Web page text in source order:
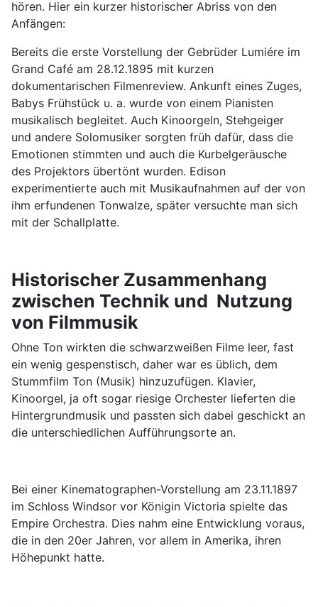
hören. Hier ein kurzer historischer Abriss von den
Anfängen:
Bereits die erste Vorstellung der Gebrüder Lumiére im
Grand Café am 28.12.1895 mit kurzen
dokumentarischen Filmenreview. Ankunft eines Zuges,
Babys Frühstück u. a. wurde von einem Pianisten
musikalisch begleitet. Auch Kinoorgeln, Stehgeiger
und andere Solomusiker sorgten früh dafür, dass die
Emotionen stimmten und auch die Kurbelgeräusche
des Projektors übertönt wurden. Edison
experimentierte auch mit Musikaufnahmen auf der von
ihm erfundenen Tonwalze, später versuchte man sich
mit der Schallplatte.
Historischer Zusammenhang
zwischen Technik und Nutzung
von Filmmusik
Ohne Ton wirkten die schwarzweißen Filme leer, fast
ein wenig gespenstisch, daher war es üblich, dem
Stummfilm Ton (Musik) hinzuzufügen. Klavier,
Kinoorgel, ja oft sogar riesige Orchester lieferten die
Hintergrundmusik und passten sich dabei geschickt an
die unterschiedlichen Aufführungsorte an.
Bei einer Kinematographen-Vorstellung am 23.11.1897
im Schloss Windsor vor Königin Victoria spielte das
Empire Orchestra. Dies nahm eine Entwicklung voraus,
die in den 20er Jahren, vor allem in Amerika, ihren
Höhepunkt hatte.